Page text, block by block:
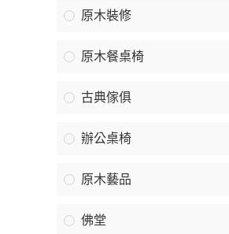
原木裝修
原木餐桌椅
古典傢俱
辦公桌椅
原木藝品
佛堂